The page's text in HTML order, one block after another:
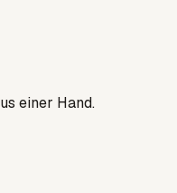
einer Hand.